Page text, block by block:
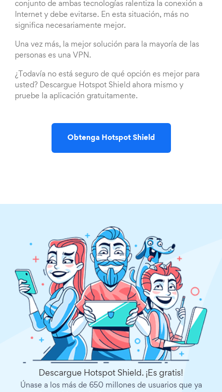
conjunto de ambas tecnologías ralentiza la conexión a
Internet y debe evitarse. En esta situación, más no
significa necesariamente mejor.
Una vez más, la mejor solución para la mayoría de las
personas es una VPN.
¿Todavía no está seguro de qué opción es mejor para
usted? Descargue Hotspot Shield ahora mismo y
pruebe la aplicación gratuitamente.
Obtenga Hotspot Shield
Descargue Hotspot Shield. ¡Es gratis!
Únase a los más de 650 millones de usuarios que ya